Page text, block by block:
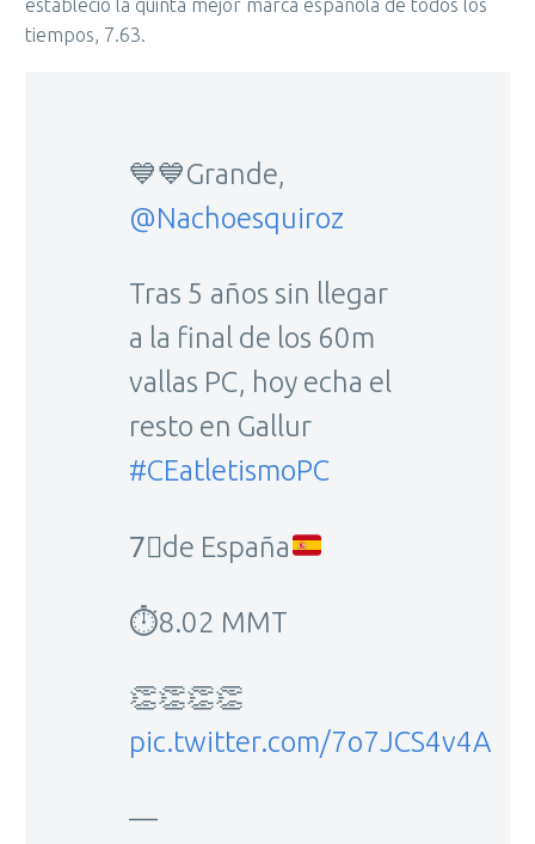
estableció la quinta mejor marca española de todos los
tiempos, 7.63.
💙💙Grande,
@Nachoesquiroz
Tras 5 años sin llegar
a la final de los 60m
vallas PC, hoy echa el
resto en Gallur
#CEatletismoPC
7⃣de España
⏱️8.02 MMT
👏👏👏👏
pic.twitter.com/7o7JCS4v4A
—